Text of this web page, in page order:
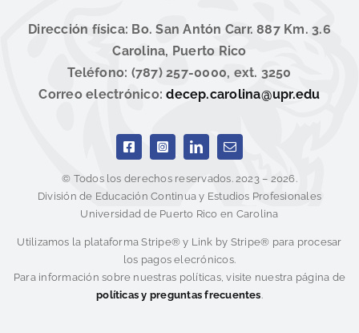
Dirección física: Bo. San Antón Carr. 887 Km. 3.6
Carolina, Puerto Rico
Teléfono: (787) 257-0000, ext. 3250
Correo electrónico:decep.carolina@upr.edu
© Todos los derechos reservados. 2023 – 2026.
División de Educación Continua y Estudios Profesionales
Universidad de Puerto Rico en Carolina
Utilizamos la plataforma Stripe® y Link by Stripe® para procesar
los pagos elecrónicos.
Para información sobre nuestras políticas, visite nuestra página de
políticas y preguntas frecuentes.